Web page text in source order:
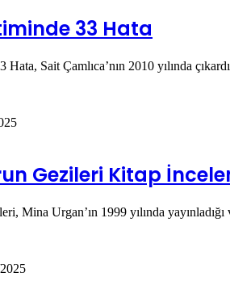
33 Hata
Sait Çamlıca’nın 2010 yılında
Gezileri Kitap
Mina Urgan’ın 1999 yılında